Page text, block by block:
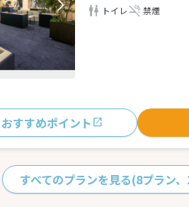
トイレ
禁煙
おすすめポイント
すべてのプランを見る(8プラン